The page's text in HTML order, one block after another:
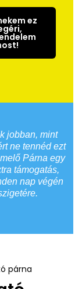
ez
jobban, mint
ne tennéd ezt
Párna egy
támogatás,
nap végén